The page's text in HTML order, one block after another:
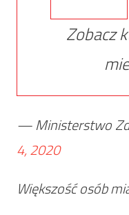
Zobacz
— Ministerstwo
4, 2020
Większość osób